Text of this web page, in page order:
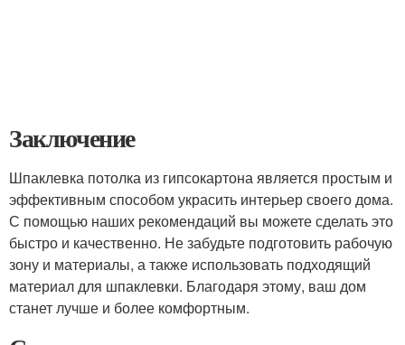
Заключение
Шпаклевка потолка из гипсокартона является простым и
эффективным способом украсить интерьер своего дома.
С помощью наших рекомендаций вы можете сделать это
быстро и качественно. Не забудьте подготовить рабочую
зону и материалы, а также использовать подходящий
материал для шпаклевки. Благодаря этому, ваш дом
станет лучше и более комфортным.